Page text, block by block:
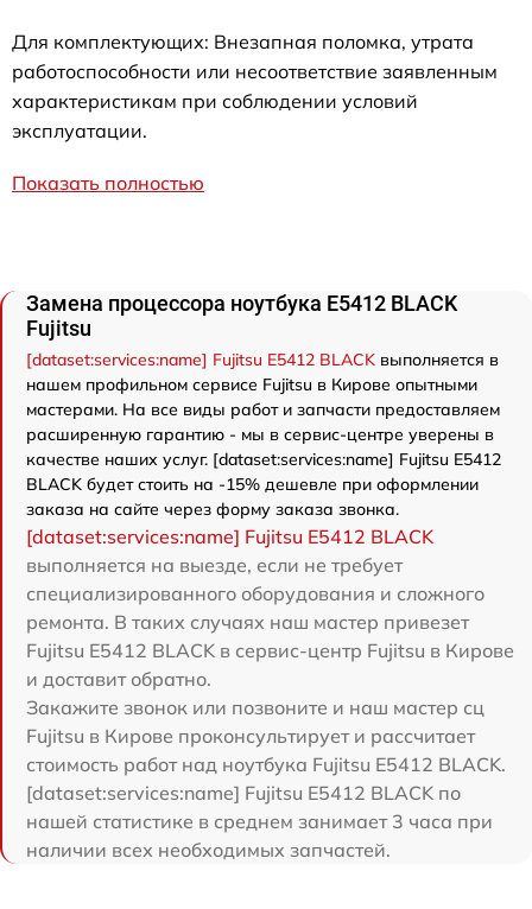
Для комплектующих: Внезапная поломка, утрата
работоспособности или несоответствие заявленным
характеристикам при соблюдении условий
эксплуатации.
Показать полностью
Замена процессора ноутбука E5412 BLACK
Fujitsu
[dataset:services:name] Fujitsu E5412 BLACK выполняется в
нашем профильном сервисе Fujitsu в Кирове опытными
мастерами. На все виды работ и запчасти предоставляем
расширенную гарантию - мы в сервис-центре уверены в
качестве наших услуг. [dataset:services:name] Fujitsu E5412
BLACK будет стоить на -15% дешевле при оформлении
заказа на сайте через форму заказа звонка.
[dataset:services:name] Fujitsu E5412 BLACK
выполняется на выезде, если не требует
специализированного оборудования и сложного
ремонта. В таких случаях наш мастер привезет
Fujitsu E5412 BLACK в сервис-центр Fujitsu в Кирове
и доставит обратно.
Закажите звонок или позвоните и наш мастер сц
Fujitsu в Кирове проконсультирует и рассчитает
стоимость работ над ноутбука Fujitsu E5412 BLACK.
[dataset:services:name] Fujitsu E5412 BLACK по
нашей статистике в среднем занимает 3 часа при
наличии всех необходимых запчастей.